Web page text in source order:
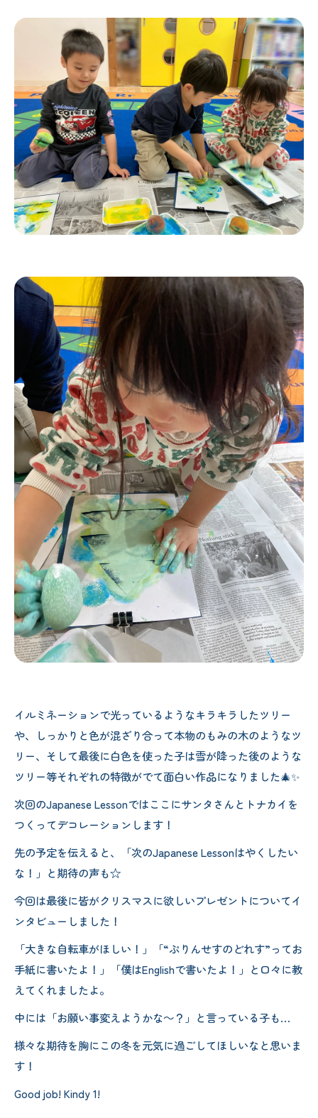
イルミネーションで光っているようなキラキラしたツリー
や、しっかりと色が混ざり合って本物のもみの木のようなツ
リー、そして最後に白色を使った子は雪が降った後のような
ツリー等それぞれの特徴がでて面白い作品になりました🎄✨
次回のJapanese Lessonではここにサンタさんとトナカイを
つくってデコレーションします！
先の予定を伝えると、「次のJapanese Lessonはやくしたい
な！」と期待の声も☆
今回は最後に皆がクリスマスに欲しいプレゼントについてイ
ンタビューしました！
「大きな自転車がほしい！」「“ぷりんせすのどれす”ってお
手紙に書いたよ！」「僕はEnglishで書いたよ！」と口々に教
えてくれましたよ。
中には「お願い事変えようかな～？」と言っている子も…
様々な期待を胸にこの冬を元気に過ごしてほしいなと思いま
す！
Good job! Kindy 1!